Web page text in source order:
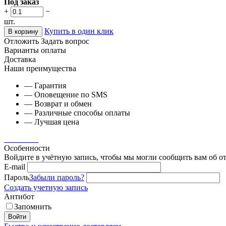
+
−
шт.
В корзину
Купить в один клик
Отложить Задать вопрос
Варианты оплаты
Доставка
Наши преимущества
— Гарантия
— Оповещение по SMS
— Возврат и обмен
— Различные способы оплаты
— Лучшая цена
Особенности
Войдите в учётную запись, чтобы мы могли сообщить вам об
E-mail
ПарольЗабыли пароль?
Создать учетную запись
Антибот
Запомнить
Войти